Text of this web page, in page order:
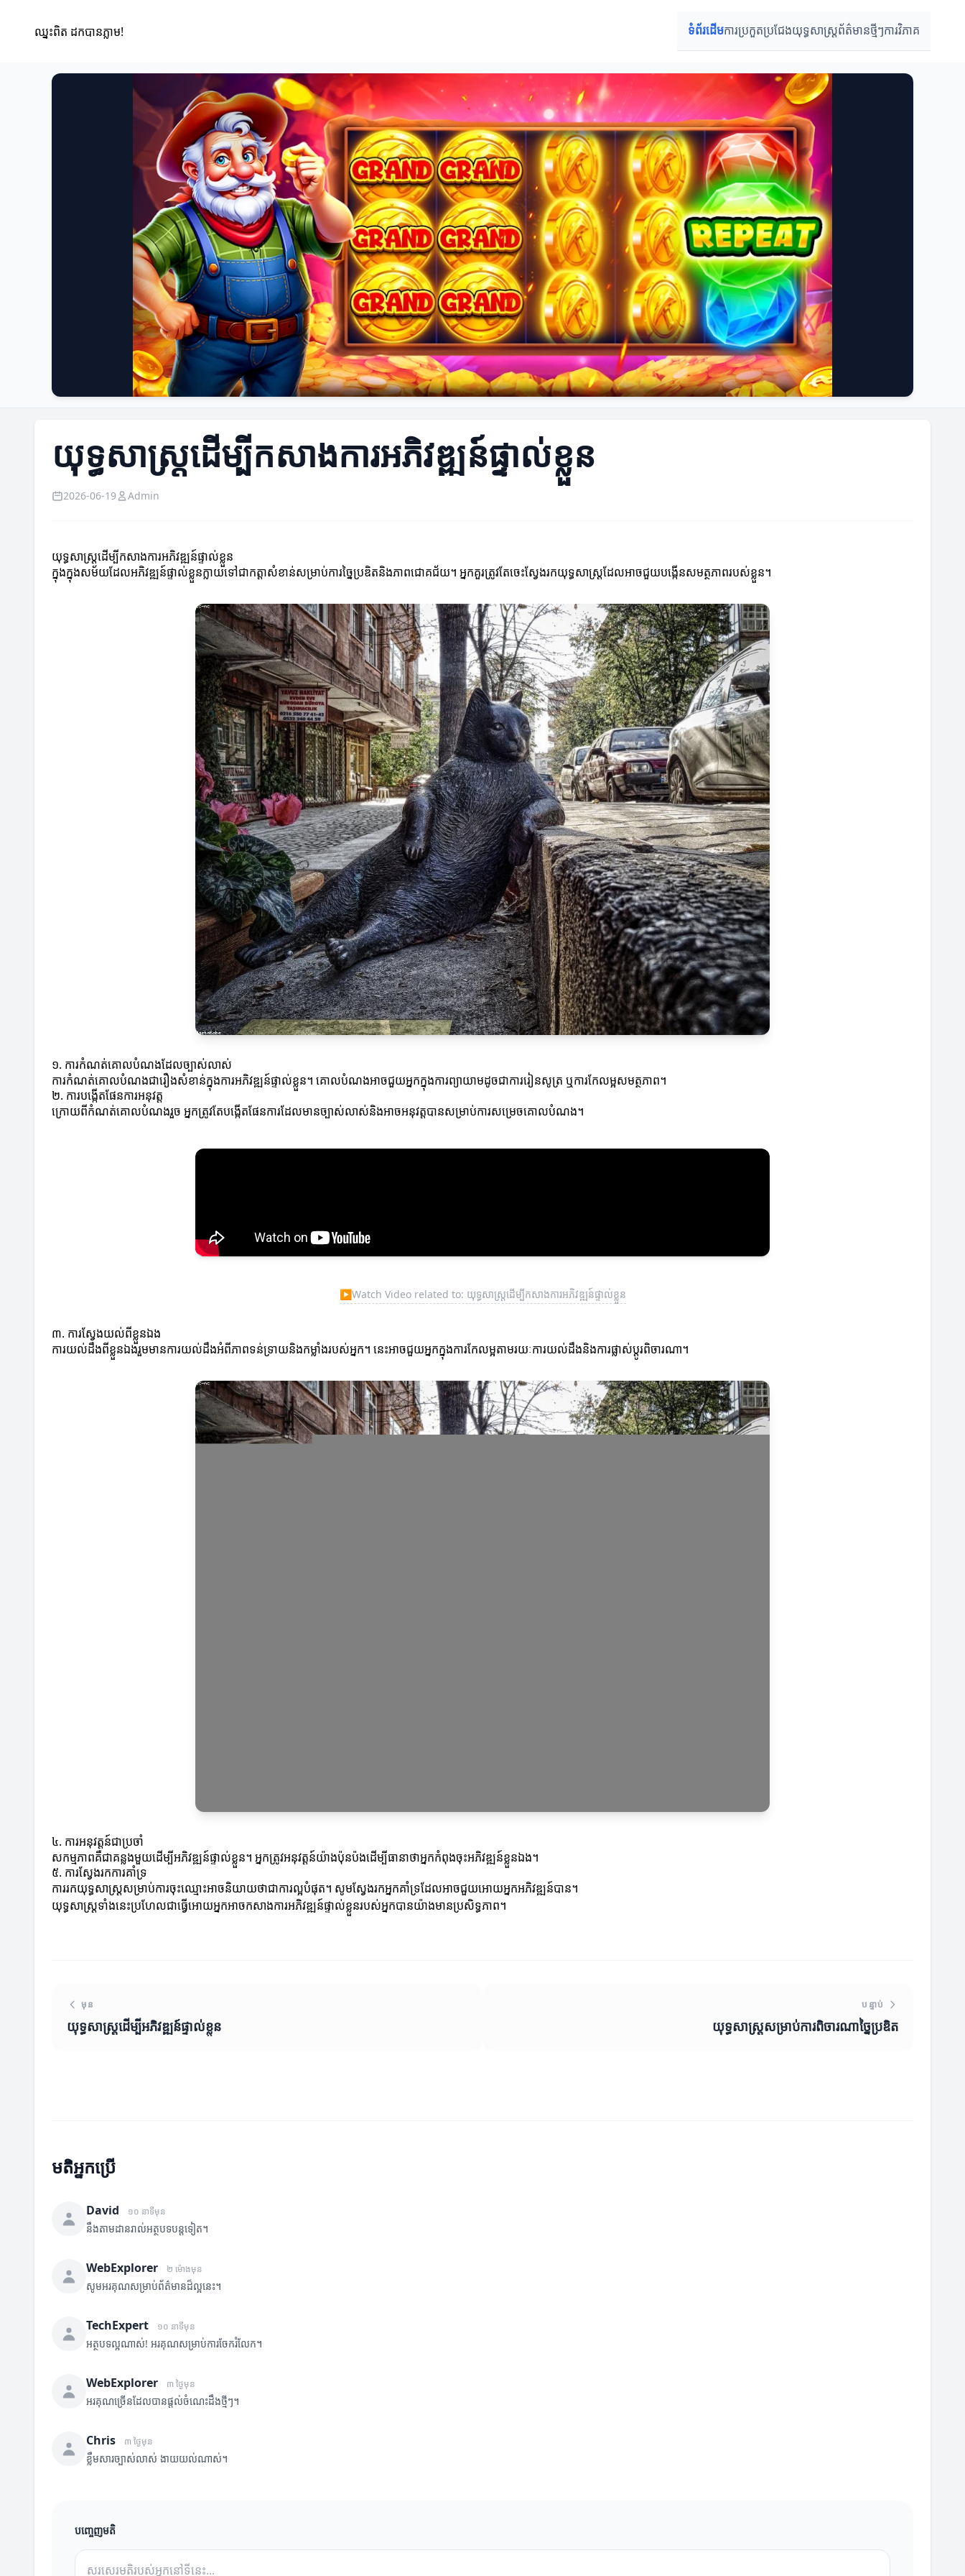
ឈ្នះពិត ដកបានភ្លាម! ទំព័រដើមការប្រកួតប្រជែងយុទ្ធសាស្ត្រព័ត៌មានថ្មីៗការវិភាគ
យុទ្ធសាស្ត្រដើម្បីកសាងការអភិវឌ្ឍន៍ផ្ទាល់ខ្លួន
2026-06-19 Admin
យុទ្ធសាស្ត្រដើម្បីកសាងការអភិវឌ្ឍន៍ផ្ទាល់ខ្លួន
ក្នុងក្នុងសម័យដែលអភិវឌ្ឍន៍ផ្ទាល់ខ្លួនក្លាយទៅជាកត្តាសំខាន់សម្រាប់ការច្នៃប្រឌិតនិងភាពជោគជ័យ។ អ្នកគួរត្រូវតែចេះស្វែងរកយុទ្ធសាស្ត្រដែលអាចជួយបង្កើនសមត្ថភាពរបស់ខ្លួន។
១. ការកំណត់គោលបំណងដែលច្បាស់លាស់
ការកំណត់គោលបំណងជារឿងសំខាន់ក្នុងការអភិវឌ្ឍន៍ផ្ទាល់ខ្លួន។ គោលបំណងអាចជួយអ្នកក្នុងការព្យាយាមដូចជាការរៀនសូត្រ ឬការកែលម្អសមត្ថភាព។
២. ការបង្កើតផែនការអនុវត្ត
ក្រោយពីកំណត់គោលបំណងរួច អ្នកត្រូវតែបង្កើតផែនការដែលមានច្បាស់លាស់និងអាចអនុវត្តបានសម្រាប់ការសម្រេចគោលបំណង។
▶Watch Video related to: យុទ្ធសាស្ត្រដើម្បីកសាងការអភិវឌ្ឍន៍ផ្ទាល់ខ្លួន
៣. ការស្វែងយល់ពីខ្លួនឯង
ការយល់ដឹងពីខ្លួនឯងរួមមានការយល់ដឹងអំពីភាពទន់ទ្រាយនិងកម្លាំងរបស់អ្នក។ នេះអាចជួយអ្នកក្នុងការកែលម្អតាមរយៈការយល់ដឹងនិងការផ្លាស់ប្តូរពិចារណា។
៤. ការអនុវត្តន៍ជាប្រចាំ
សកម្មភាពគឺជាគន្លងមួយដើម្បីអភិវឌ្ឍន៍ផ្ទាល់ខ្លួន។ អ្នកត្រូវអនុវត្តន៍យ៉ាងប៉ុនប៉ងដើម្បីធានាថាអ្នកកំពុងចុះអភិវឌ្ឍន៍ខ្លួនឯង។
៥. ការស្វែងរកការគាំទ្រ
ការរកយុទ្ធសាស្ត្រសម្រាប់ការចុះឈ្មោះអាចនិយាយថាជាការល្អបំផុត។ សូមស្វែងរកអ្នកគាំទ្រដែលអាចជួយអោយអ្នកអភិវឌ្ឍន៍បាន។
យុទ្ធសាស្ត្រទាំងនេះប្រហែលជាធ្វើអោយអ្នកអាចកសាងការអភិវឌ្ឍន៍ផ្ទាល់ខ្លួនរបស់អ្នកបានយ៉ាងមានប្រសិទ្ធភាព។
មុន
យុទ្ធសាស្ត្រដើម្បីអភិវឌ្ឍន៍ផ្ទាល់ខ្លួន
បន្ទាប់
យុទ្ធសាស្ត្រសម្រាប់ការពិចារណាច្នៃប្រឌិត
មតិអ្នកប្រើ
David ១០ នាទីមុន
នឹងតាមដានរាល់អត្ថបទបន្តទៀត។
WebExplorer ២ ម៉ោងមុន
សូមអរគុណសម្រាប់ព័ត៌មានដ៏ល្អនេះ។
TechExpert ១០ នាទីមុន
អត្ថបទល្អណាស់! អរគុណសម្រាប់ការចែករំលែក។
WebExplorer ៣ ថ្ងៃមុន
អរគុណច្រើនដែលបានផ្តល់ចំណេះដឹងថ្មីៗ។
Chris ៣ ថ្ងៃមុន
ខ្លឹមសារច្បាស់លាស់ ងាយយល់ណាស់។
បញ្ចេញមតិ